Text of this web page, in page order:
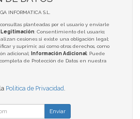
INFORMATICA S.L.
consultas planteadas por el usuario y enviarle
Legitimación: Consentimiento del usuario;
cesiones si existe una obligación legal;
y suprimir, así como otros derechos, como
adicional;
Información Adicional: Puede
de Protección de Datos en nuestra
Política de Privacidad
Enviar